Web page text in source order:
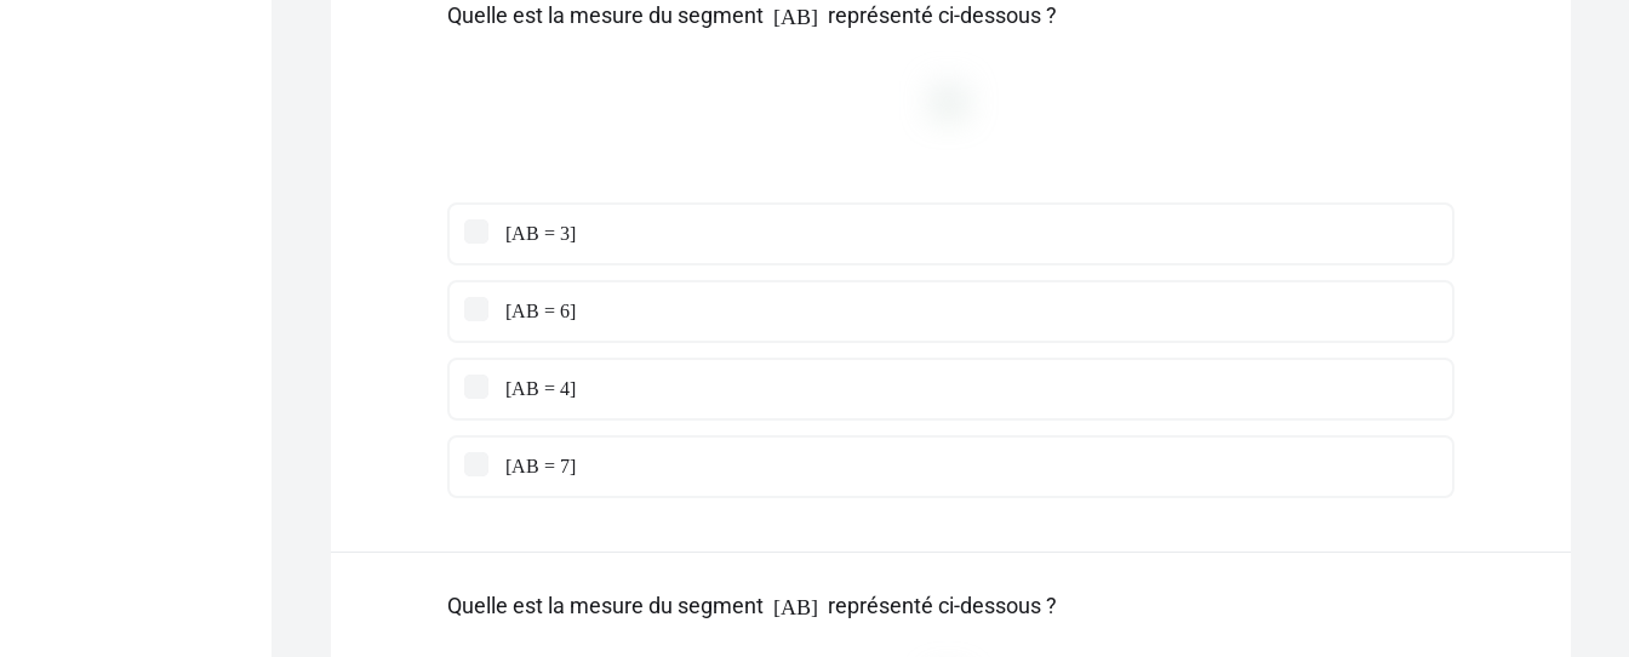
Quelle est la mesure du segment [AB] représenté ci-dessous ?
[AB = 3]
[AB = 6]
[AB = 4]
[AB = 7]
Quelle est la mesure du segment [AB] représenté ci-dessous ?